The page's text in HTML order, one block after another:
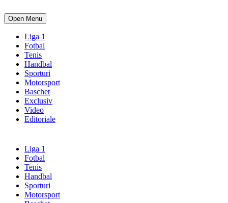
Open Menu
Liga 1
Fotbal
Tenis
Handbal
Sporturi
Motorsport
Baschet
Exclusiv
Video
Editoriale
Liga 1
Fotbal
Tenis
Handbal
Sporturi
Motorsport